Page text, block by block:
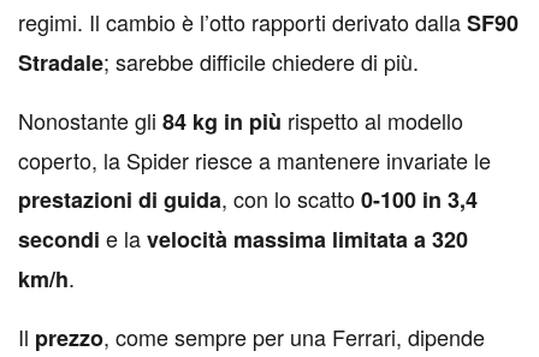
regimi. Il cambio è l’otto rapporti derivato dallaSF90
Stradale; sarebbe difficile chiedere di più.
Nonostante gli 84 kg in più rispetto al modello
coperto, la Spider riesce a mantenere invariate le
prestazioni di guida, con lo scatto0-100 in 3,4
secondi e lavelocità massima limitata a 320
km/h.
Il prezzo, come sempre per una Ferrari, dipende